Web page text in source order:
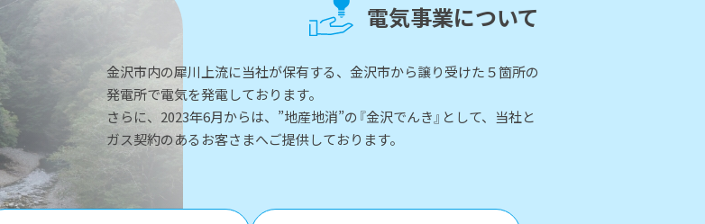
電気事業について
金沢市内の犀川上流に当社が保有する、金沢市から譲り受けた５箇所の
発電所で電気を発電しております。
さらに、2023年6月からは、”地産地消”の『金沢でんき』として、当社と
ガス契約のあるお客さまへご提供しております。